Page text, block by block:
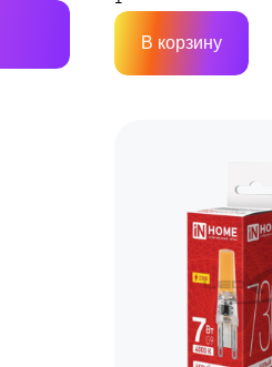
В корзину